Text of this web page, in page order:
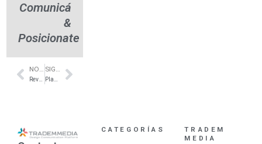
Comunicá
&
Posicionate
Prev
NOTA ANTERIOR
Revestimientos de Calidad- Apertura- Superceramicos Canning
SIGUIENTE NOTA
Placas Fonoabsorbentes – Baffles 2.0- Zona Norte – Fonac Next
CATEGORÍAS
TRADEM
MEDIA